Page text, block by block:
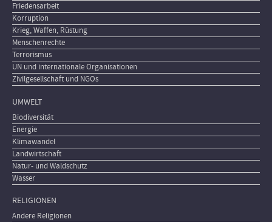
Friedensarbeit
Korruption
Krieg, Waffen, Rüstung
Menschenrechte
Terrorismus
UN und internationale Organisationen
Zivilgesellschaft und NGOs
UMWELT
Biodiversität
Energie
Klimawandel
Landwirtschaft
Natur- und Waldschutz
Wasser
RELIGIONEN
Andere Religionen